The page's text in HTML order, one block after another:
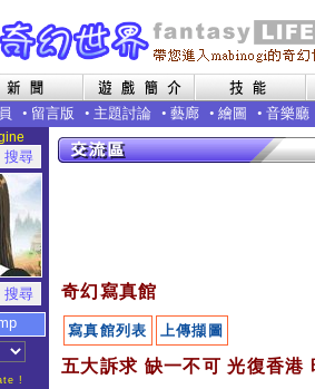
• 留言版 • 主題討論 • 藝廊 • 繪圖 • 音樂廳
!
奇幻寫真館
寫真館列表 上傳擷圖
五大訴求 缺一不可 光復香港